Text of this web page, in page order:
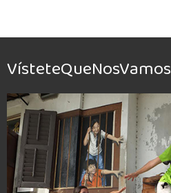
VísteteQueNosVamos